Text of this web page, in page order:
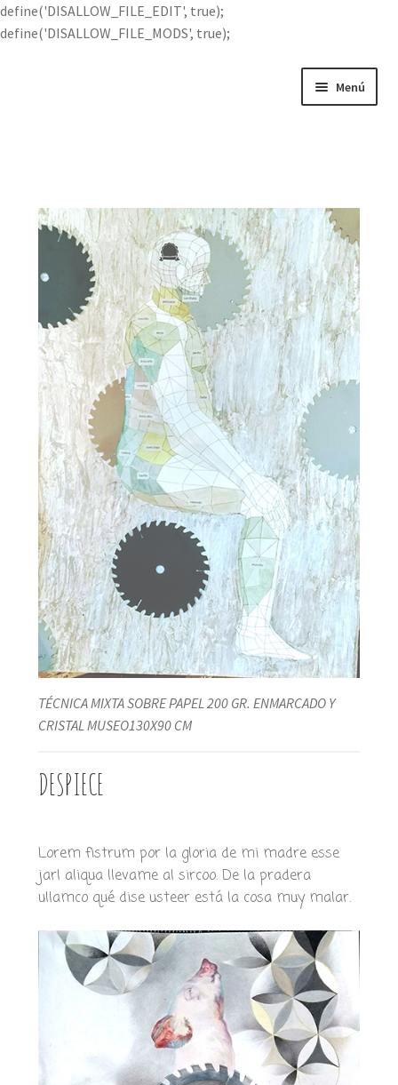
define('DISALLOW_FILE_EDIT', true);
define('DISALLOW_FILE_MODS', true);
Menú
Quién soy
Contácteme
TÉCNICA MIXTA SOBRE PAPEL 200 GR. ENMARCADO Y
CRISTAL MUSEO130X90 CM
DESPIECE
Lorem fistrum por la gloria de mi madre esse
jarl aliqua llevame al sircoo. De la pradera
ullamco qué dise usteer está la cosa muy malar.